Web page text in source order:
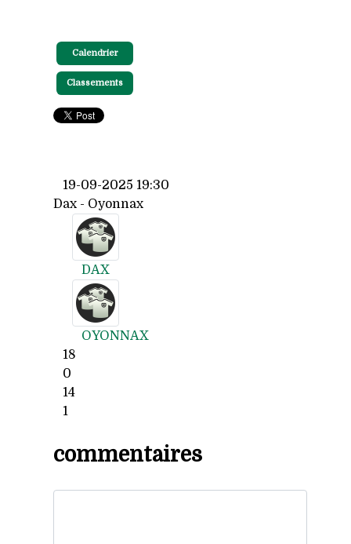
Calendrier
Classements
19-09-2025 19:30
Dax - Oyonnax
DAX
OYONNAX
18
0
14
1
commentaires